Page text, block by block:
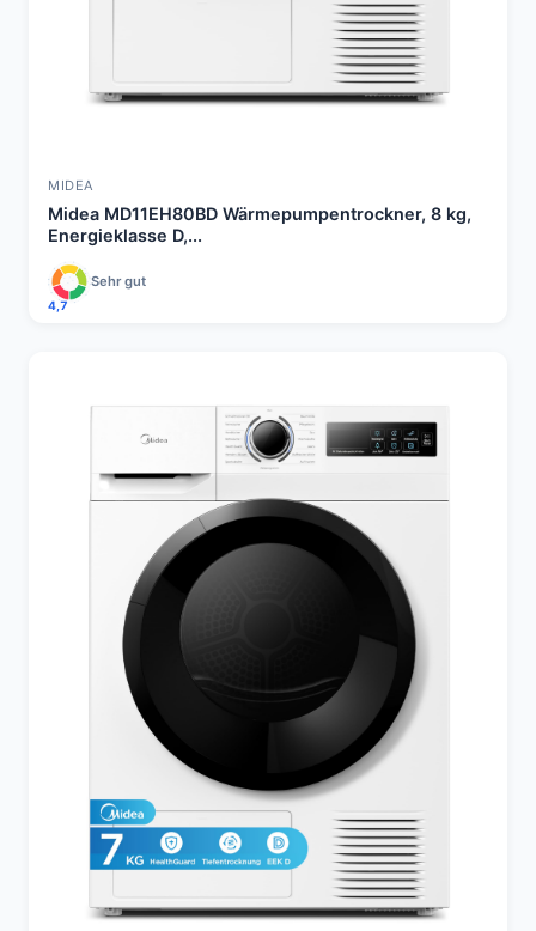
MIDEA
Midea MD11EH80BD Wärmepumpentrockner, 8 kg,
Energieklasse D,...
4,7
Sehr gut